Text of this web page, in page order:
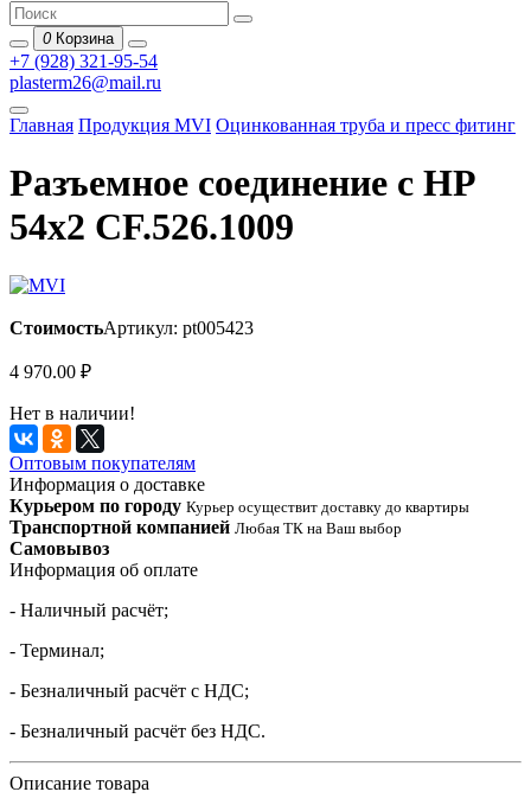
0 Корзина
+7 (928) 321-95-54
plasterm26@mail.ru
Главная Продукция MVI Оцинкованная труба и пресс фитинг
Разъемное соединение с НР
54х2 CF.526.1009
СтоимостьАртикул: pt005423
4 970.00 ₽
Нет в наличии!
Оптовым покупателям
Информация о доставке
Курьером по городу Курьер осуществит доставку до квартиры
Транспортной компанией Любая ТК на Ваш выбор
Самовывоз
Информация об оплате
- Наличный расчёт;
- Терминал;
- Безналичный расчёт с НДС;
- Безналичный расчёт без НДС.
Описание товара